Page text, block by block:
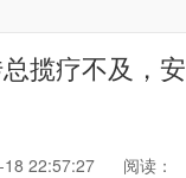
揽疗不及，安
22:57:27
阅读：